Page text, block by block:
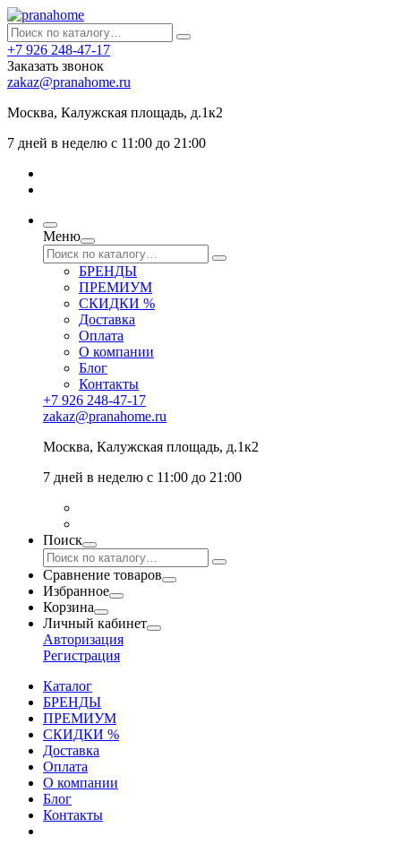
+7 926 248-47-17
Заказать звонок
zakaz@pranahome.ru
Москва, Калужская площадь, д.1к2
7 дней в неделю с 11:00 до 21:00
Меню
БРЕНДЫ
ПРЕМИУМ
СКИДКИ %
Доставка
Оплата
О компании
Блог
Контакты
+7 926 248-47-17
zakaz@pranahome.ru
Москва, Калужская площадь, д.1к2
7 дней в неделю с 11:00 до 21:00
Поиск
Сравнение товаров
Избранное
Корзина
Личный кабинет
Авторизация
Регистрация
Каталог
БРЕНДЫ
ПРЕМИУМ
СКИДКИ %
Доставка
Оплата
О компании
Блог
Контакты